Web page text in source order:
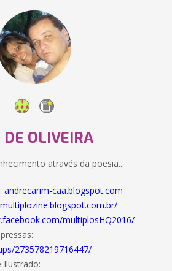
OLIVEIRA
através da poesia...
andrecarim-caa.blogspot.com
multiplosHQ2016/
273578219716447/
Ilustrado: